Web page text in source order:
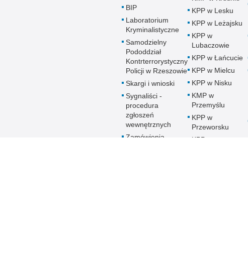
BIP
Laboratorium
Kryminalistyczne
Samodzielny
Pododdział
Kontrterrorystyczny
Policji w Rzeszowie
Skargi i wnioski
Sygnaliści -
procedura
zgłoszeń
wewnętrznych
Zamówienia
KPP w Lesku
KPP w Leżajsku
KPP w
Lubaczowie
KPP w Łańcucie
KPP w Mielcu
KPP w Nisku
KMP w
Przemyślu
KPP w
Przeworsku
KPP w